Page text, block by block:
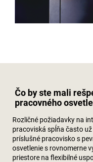
Čo by ste mali
pracovného
Rozličné požiadavky na
pracoviská spĺňa často
príslušné pracovisko s
osvetlenie s rovnomerne
priestore na flexibilné